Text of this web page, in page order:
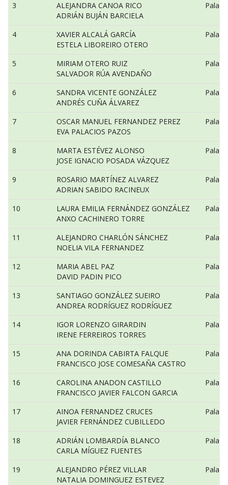
3
ALEJANDRA CANOA RICO
ADRIÁN BUJÁN BARCIELA
Pala
4
XAVIER ALCALÁ GARCÍA
ESTELA LIBOREIRO OTERO
Pala
5
MIRIAM OTERO RUIZ
SALVADOR RÚA AVENDAÑO
Pala
6
SANDRA VICENTE GONZÁLEZ
ANDRÉS CUÑA ÁLVAREZ
Pala
7
OSCAR MANUEL FERNANDEZ PEREZ
EVA PALACIOS PAZOS
Pala
8
MARTA ESTÉVEZ ALONSO
JOSE IGNACIO POSADA VÁZQUEZ
Pala
9
ROSARIO MARTÍNEZ ALVAREZ
ADRIAN SABIDO RACINEUX
Pala
10
LAURA EMILIA FERNÁNDEZ GONZÁLEZ
ANXO CACHINERO TORRE
Pala
11
ALEJANDRO CHARLÓN SÁNCHEZ
NOELIA VILA FERNANDEZ
Pala
12
MARIA ABEL PAZ
DAVID PADIN PICO
Pala
13
SANTIAGO GONZÁLEZ SUEIRO
ANDREA RODRÍGUEZ RODRÍGUEZ
Pala
14
IGOR LORENZO GIRARDIN
IRENE FERREIROS TORRES
Pala
15
ANA DORINDA CABIRTA FALQUE
FRANCISCO JOSE COMESAÑA CASTRO
Pala
16
CAROLINA ANADON CASTILLO
FRANCISCO JAVIER FALCON GARCIA
Pala
17
AINOA FERNANDEZ CRUCES
JAVIER FERNÁNDEZ CUBILLEDO
Pala
18
ADRIÁN LOMBARDÍA BLANCO
CARLA MÍGUEZ FUENTES
Pala
19
ALEJANDRO PÉREZ VILLAR
NATALIA DOMINGUEZ ESTEVEZ
Pala